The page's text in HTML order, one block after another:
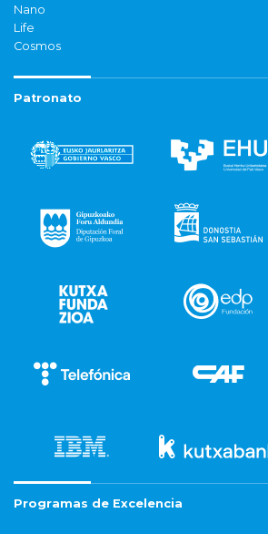
Nano
Life
Cosmos
Patronato
Programas de Excelencia